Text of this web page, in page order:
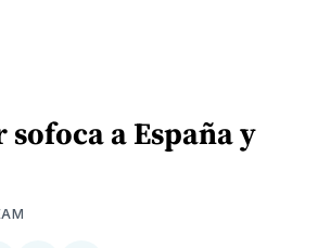
sofoca a España y